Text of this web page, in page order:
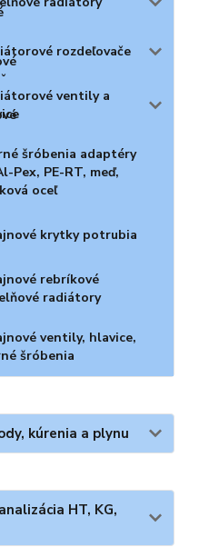
rozdeľovače
ventily a
šróbenia adaptéry
Pex, PE-RT, meď,
oceľ
krytky potrubia
rebríkové
radiátory
ventily, hlavice,
šróbenia
kúrenia a plynu
HT, KG,